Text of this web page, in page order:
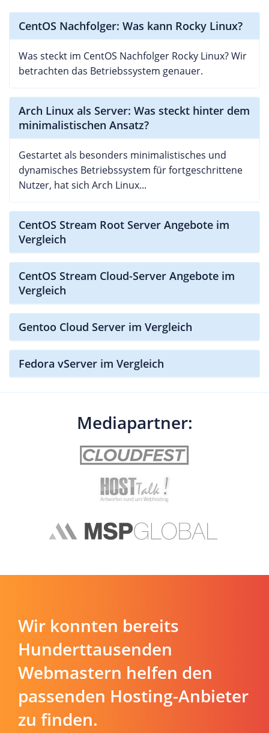
CentOS Nachfolger: Was kann Rocky Linux?
Was steckt im CentOS Nachfolger Rocky Linux? Wir
betrachten das Betriebssystem genauer.
Arch Linux als Server: Was steckt hinter dem
minimalistischen Ansatz?
Gestartet als besonders minimalistisches und
dynamisches Betriebssystem für fortgeschrittene
Nutzer, hat sich Arch Linux...
CentOS Stream Root Server Angebote im
Vergleich
CentOS Stream Cloud-Server Angebote im
Vergleich
Gentoo Cloud Server im Vergleich
Fedora vServer im Vergleich
Mediapartner:
Wir konnten bereits
Hunderttausenden
Webmastern helfen den
passenden Hosting-Anbieter
zu finden.